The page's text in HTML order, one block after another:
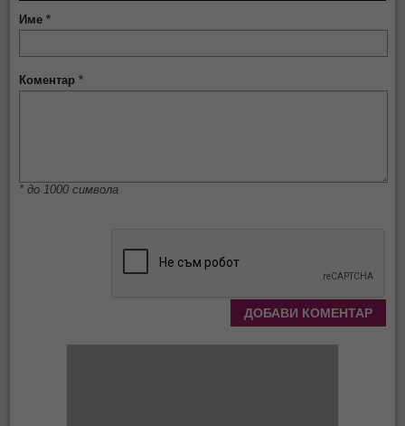
Име*
Коментар*
* до 1000 символа